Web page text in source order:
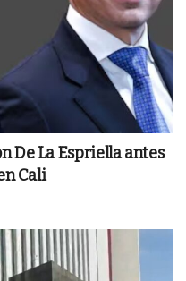
De La Espriella antes
Cali